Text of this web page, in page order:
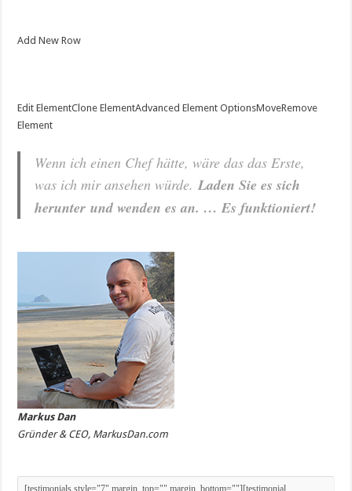
Add New Row
Edit ElementClone ElementAdvanced Element OptionsMoveRemove
Element
Wenn ich einen Chef hätte, wäre das das Erste,
was ich mir ansehen würde.Laden Sie es sich
herunter und wenden es an. … Es funktioniert!
Markus Dan
Gründer & CEO, MarkusDan.com